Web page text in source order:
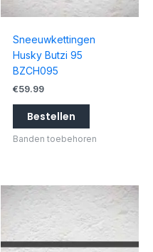
Sneeuwkettingen
Husky Butzi 95
BZCH095
€59.99
Bestellen
Banden toebehoren